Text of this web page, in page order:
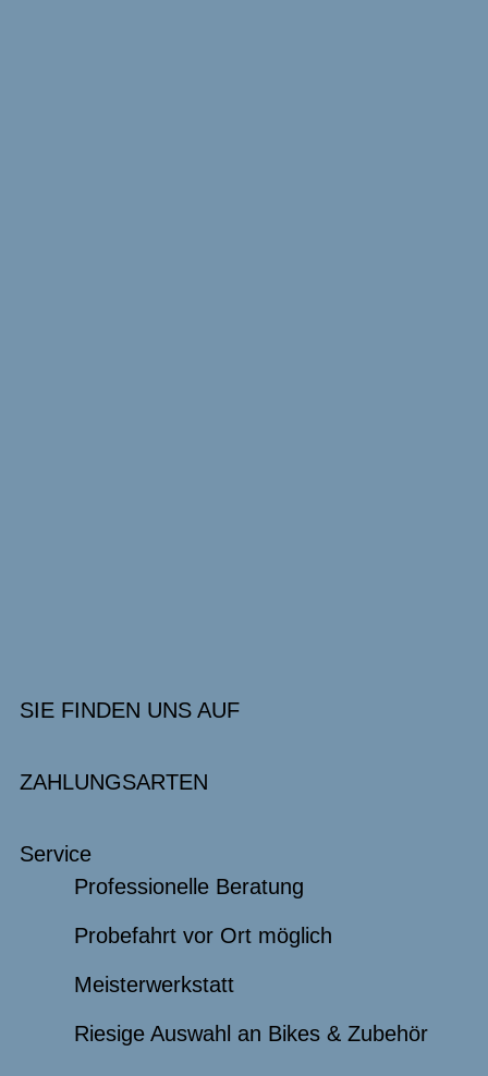
SIE FINDEN UNS AUF
ZAHLUNGSARTEN
Service
Professionelle Beratung
Probefahrt vor Ort möglich
Meisterwerkstatt
Riesige Auswahl an Bikes & Zubehör